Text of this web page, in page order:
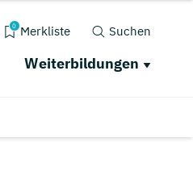
0 Merkliste Suchen
Weiterbildungen